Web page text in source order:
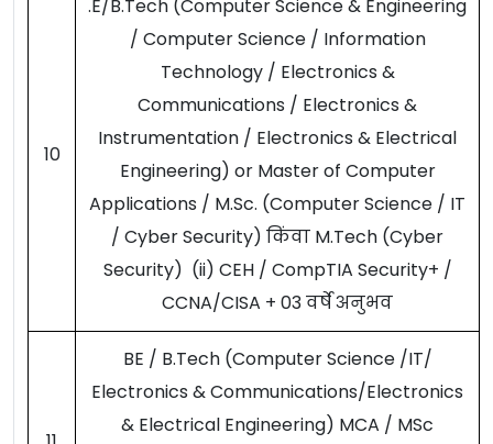
10
.E/B.Tech (Computer Science & Engineering
/ Computer Science / Information
Technology / Electronics &
Communications / Electronics &
Instrumentation / Electronics & Electrical
Engineering) or Master of Computer
Applications / M.Sc. (Computer Science / IT
/ Cyber Security) किंवा M.Tech (Cyber
Security) (ii) CEH / CompTIA Security+ /
CCNA/CISA + 03 वर्षे अनुभव
BE / B.Tech (Computer Science /IT/
Electronics & Communications/Electronics
& Electrical Engineering) MCA / MSc